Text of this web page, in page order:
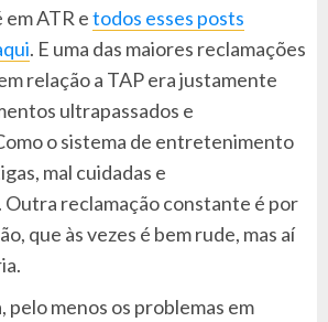
ATR etodos esses posts
. E uma das maiores reclamações
relação a TAP era justamente
ultrapassados e
o sistema de entretenimento
mal cuidadas e
reclamação constante é por
que às vezes é bem rude, mas aí
pelo menos os problemas em